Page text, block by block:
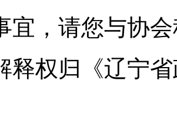
宜，请您与协
释权归《辽宁